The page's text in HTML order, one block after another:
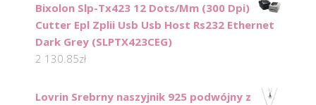
Bixolon Slp-Tx423 12 Dots/Mm (300 Dpi)
Cutter Epl Zplii Usb Usb Host Rs232 Ethernet
Dark Grey (SLPTX423CEG)
2 130.85zł
Lovrin Srebrny naszyjnik 925 podwójny z